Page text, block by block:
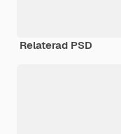
Relaterad PSD